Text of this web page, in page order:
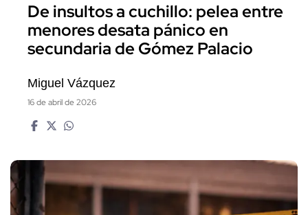
De insultos a cuchillo: pelea entre
menores desata pánico en
secundaria de Gómez Palacio
Miguel Vázquez
16 de abril de 2026